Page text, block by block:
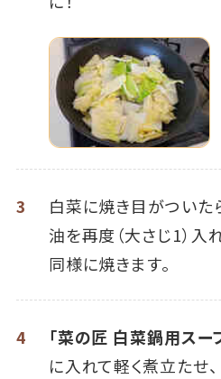
3
白菜に焼き目がついた
油を再度（大さじ1）入
同様に焼きます。
4 「菜の匠 白菜鍋用スー
に入れて軽く煮立たせ、